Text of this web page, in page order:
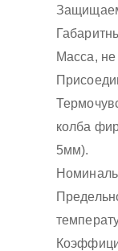
Масса, не
колба
5мм).